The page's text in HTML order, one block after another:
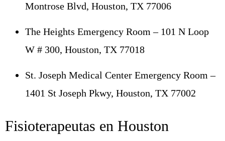
Montrose Blvd, Houston, TX 77006
The Heights Emergency Room – 101 N Loop
W # 300, Houston, TX 77018
St. Joseph Medical Center Emergency Room –
1401 St Joseph Pkwy, Houston, TX 77002
Fisioterapeutas en Houston